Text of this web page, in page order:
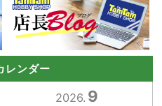
レンダー
2026. 9